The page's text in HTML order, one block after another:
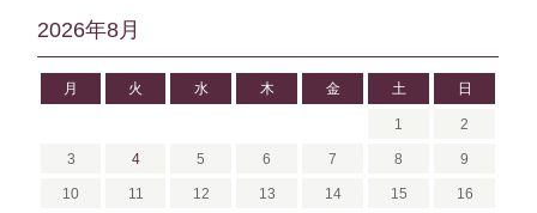
2026年8月
月 火 水 木 金 土 日
1 2
3 4 5 6 7 8 9
10 11 12 13 14 15 16